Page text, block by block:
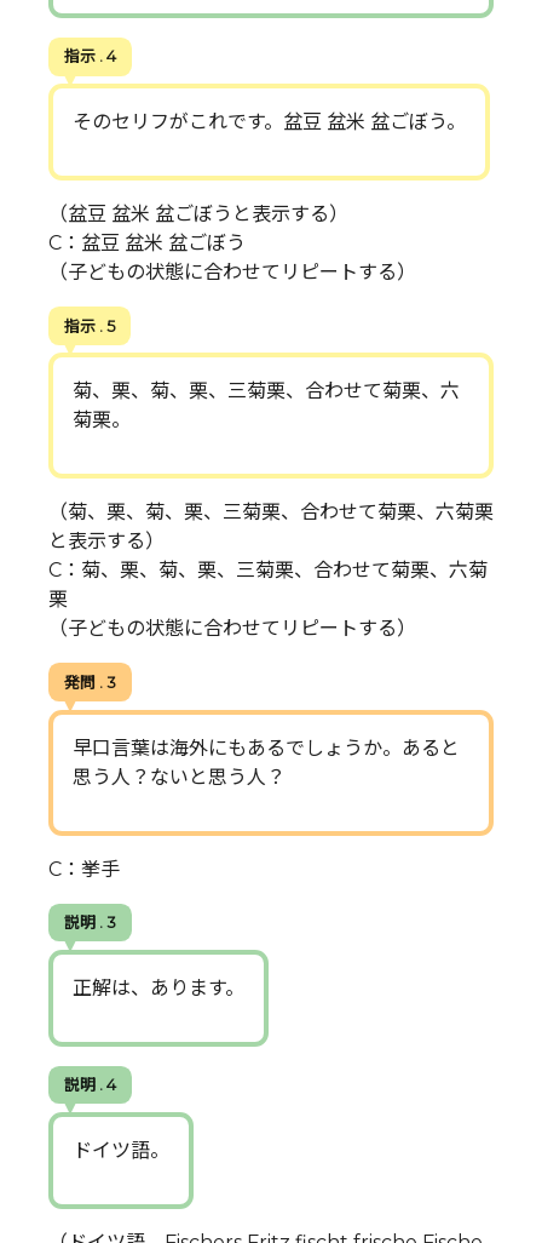
指示 . 4
そのセリフがこれです。盆豆 盆米 盆ごぼう。
（盆豆 盆米 盆ごぼうと表示する）
C：盆豆 盆米 盆ごぼう
（子どもの状態に合わせてリピートする）
指示 . 5
菊、栗、菊、栗、三菊栗、合わせて菊栗、六
菊栗。
（菊、栗、菊、栗、三菊栗、合わせて菊栗、六菊栗
と表示する）
C：菊、栗、菊、栗、三菊栗、合わせて菊栗、六菊
栗
（子どもの状態に合わせてリピートする）
発問 . 3
早口言葉は海外にもあるでしょうか。あると
思う人？ないと思う人？
C：挙手
説明 . 3
正解は、あります。
説明 . 4
ドイツ語。